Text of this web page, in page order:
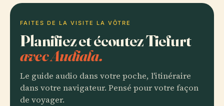
FAITES DE LA VISITE LA VÔTRE
Planifiez et écoutez Tiefurt
avec Audiala.
Le guide audio dans votre poche, l'itinéraire
dans votre navigateur. Pensé pour votre façon
de voyager.